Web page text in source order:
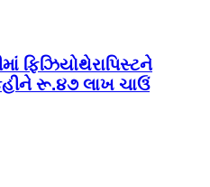
ફિઝિયોથેરાપિસ્ટને
રૂ.૪૭ લાખ ચાઉં